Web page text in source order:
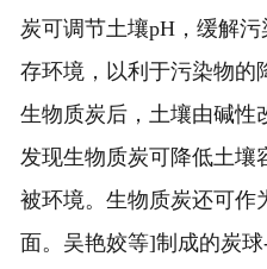
炭可调节土壤pH，缓解
存环境，以利于污染物的
生物质炭后，土壤由碱性
发现生物质炭可降低土壤
被环境。生物质炭还可作
面。吴艳姣等]制成的炭